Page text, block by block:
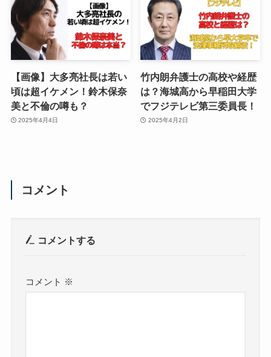
【画像】大多亮社長は若い
頃は超イケメン！鈴木保奈
美と不倫の噂も？
2025年4月4日
竹内朗弁護士の高校や経歴
は？海城高から早稲田大学
でフジテレビ第三委員長！
2025年4月2日
コメント
コメントする
コメント ※